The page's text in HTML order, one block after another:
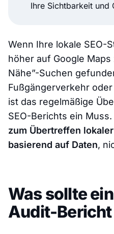
Ihre Sichtbarkeit und
Wenn Ihre lokale SEO-
höher auf Google
Nähe”-Suchen
Fußgängerverkehr
ist das regelmäßige
SEO-Berichts ein
zum Übertreffen
basierend auf Daten,
Was sollte
Audit-